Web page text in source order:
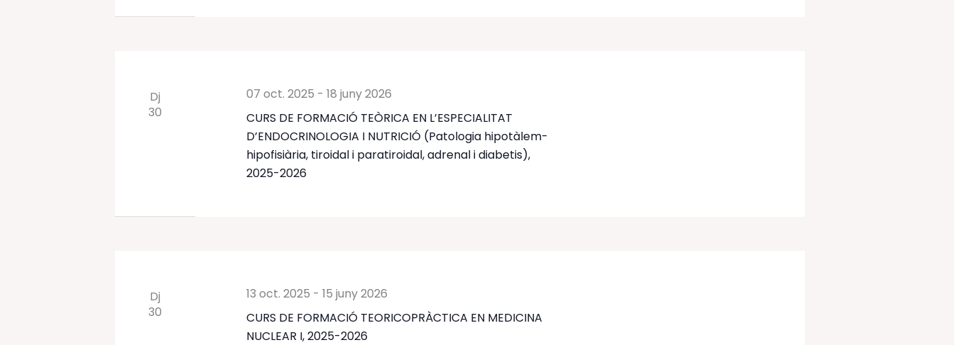
Dj
30
CURS DE FORMACIÓ TEÒRICA EN L’ESPECIALITAT
D’ENDOCRINOLOGIA I NUTRICIÓ (Patologia hipotàlem-
hipofisiària, tiroidal i paratiroidal, adrenal i diabetis),
2025-2026
07 oct. 2025 -18 juny 2026
Dj
30
CURS DE FORMACIÓ TEORICOPRÀCTICA EN MEDICINA
NUCLEAR I, 2025-2026
13 oct. 2025 -15 juny 2026